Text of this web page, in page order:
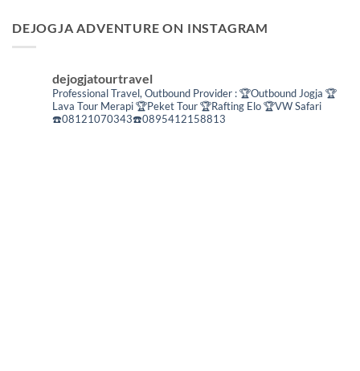
DEJOGJA ADVENTURE ON INSTAGRAM
dejogjatourtravel
Professional Travel,Outbound Provider :🏆Outbound Jogja 🏆
Lava Tour Merapi🏆Peket Tour🏆Rafting Elo🏆VW Safari
☎️08121070343☎️0895412158813